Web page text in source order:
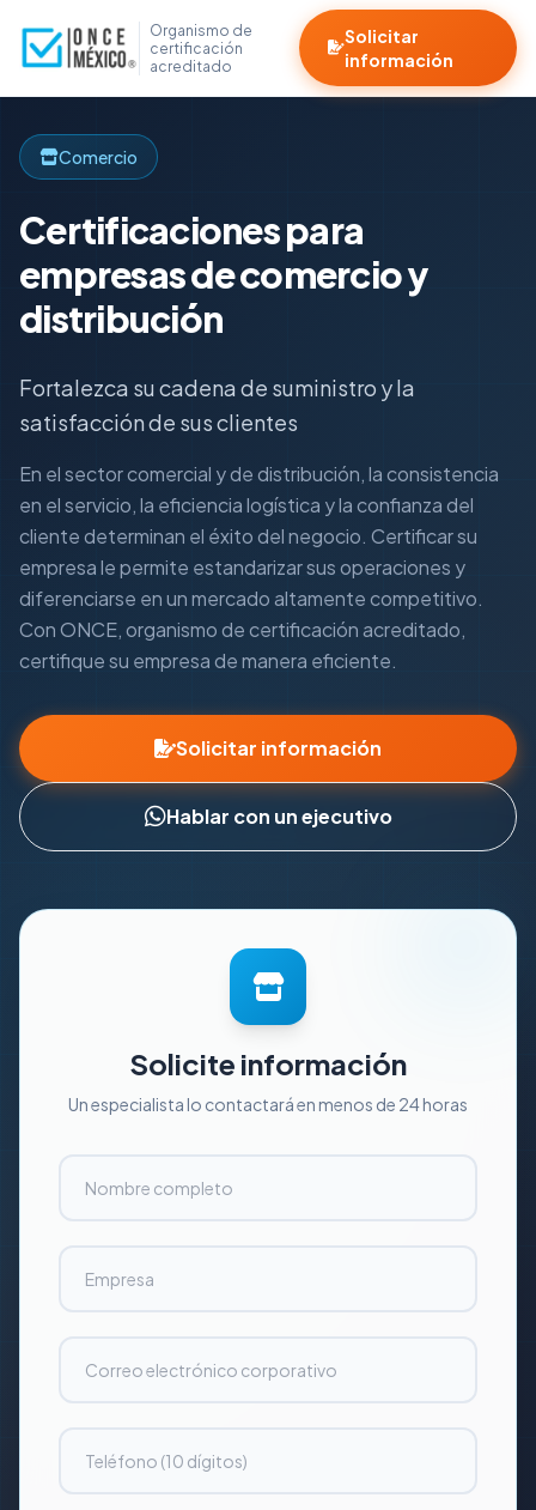
Organismo de
certificación
acreditado
Solicitar
información
Comercio
Certificaciones para
empresas de comercio y
distribución
Fortalezca su cadena de suministro y la
satisfacción de sus clientes
En el sector comercial y de distribución, la consistencia
en el servicio, la eficiencia logística y la confianza del
cliente determinan el éxito del negocio. Certificar su
empresa le permite estandarizar sus operaciones y
diferenciarse en un mercado altamente competitivo.
Con ONCE, organismo de certificación acreditado,
certifique su empresa de manera eficiente.
Solicitar información
Hablar con un ejecutivo
Solicite información
Un especialista lo contactará en menos de 24 horas